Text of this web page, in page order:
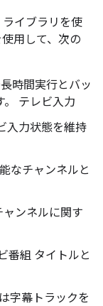
イブラリを使
用して、次の
時間実行とバッ
。 テレビ入力
入力状態を維持
なチャンネルと
ャンネルに関す
番組 タイトルと
字幕トラックを